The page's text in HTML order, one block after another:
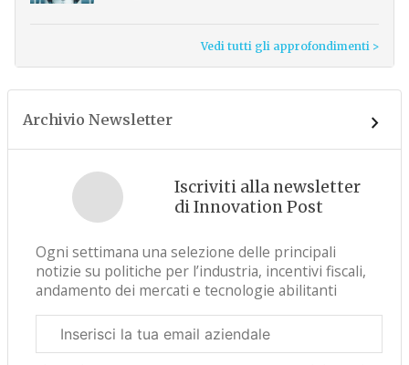
Vedi tutti gli approfondimenti >
Archivio Newsletter
Iscriviti alla newsletter
di Innovation Post
Ogni settimana una selezione delle principali
notizie su politiche per l’industria, incentivi fiscali,
andamento dei mercati e tecnologie abilitanti
aziendale